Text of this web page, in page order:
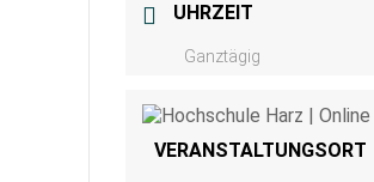
UHRZEIT
Ganztägig
VERANSTALTUNGSORT